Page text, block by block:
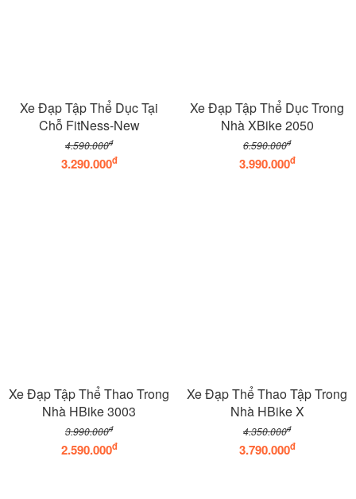
Xe Đạp Tập Thể Dục Tại
Chỗ FitNess-New
4.590.000đ
3.290.000đ
Xe Đạp Tập Thể Dục Trong
Nhà XBike 2050
6.590.000đ
3.990.000đ
Xe Đạp Tập Thể Thao Trong
Nhà HBike 3003
3.990.000đ
2.590.000đ
Xe Đạp Thể Thao Tập Trong
Nhà HBike X
4.350.000đ
3.790.000đ